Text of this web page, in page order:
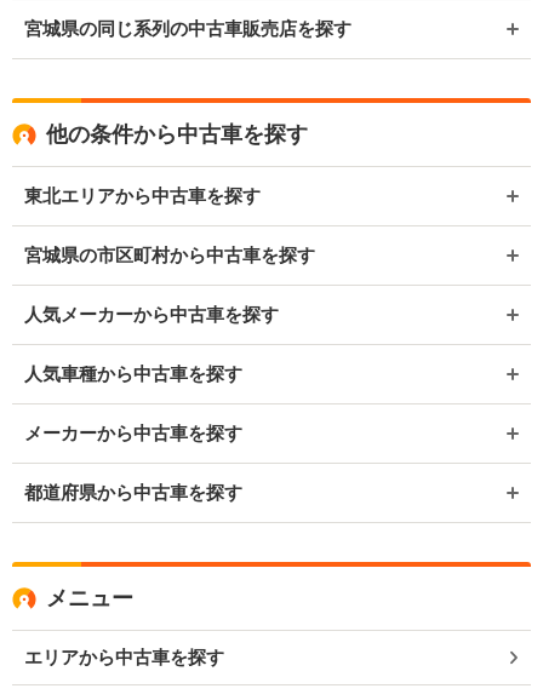
宮城県の同じ系列の中古車販売店を探す
他の条件から中古車を探す
東北エリアから中古車を探す
宮城県の市区町村から中古車を探す
人気メーカーから中古車を探す
人気車種から中古車を探す
メーカーから中古車を探す
都道府県から中古車を探す
メニュー
エリアから中古車を探す